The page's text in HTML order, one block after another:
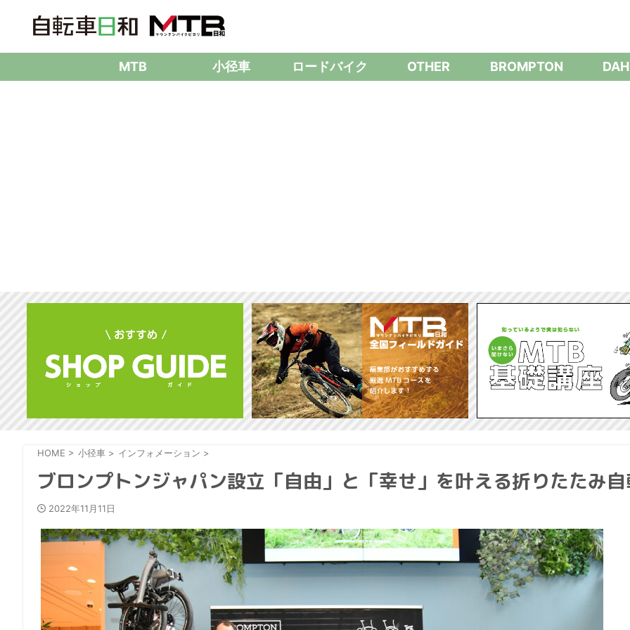
MTB 小径車 ロードバイク OTHER BROMPTON
HOME > 小径車 > インフォメーション >
ブロンプトンジャパン設立「自由」と「幸せ」を叶える折りたたみ
2022年11月11日